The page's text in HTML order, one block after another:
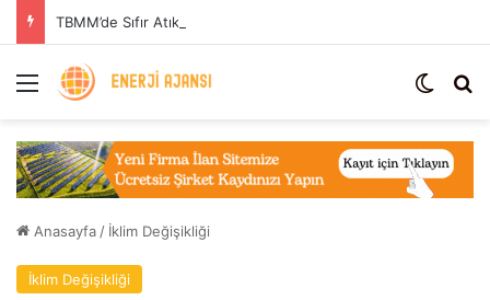
Menü Dış
Anasayfa / İklim Değişikliği
İklim Değişikliği